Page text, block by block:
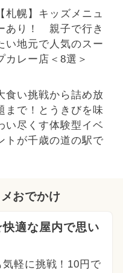
【札幌】キッズメニュ
あり！ 親子で行き
い地元で人気のスー
カレー店＜8選＞
食い挑戦から詰め放
まで！とうきびを味
い尽くす体験型イベ
トが千歳の道の駅で
おでかけ
適な屋内で思い
気軽に挑戦！10円で